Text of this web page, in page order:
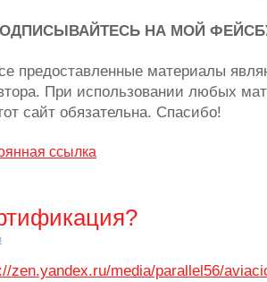
НА МОЙ
предоставленные материалы
При использовании любых
сайт обязательна. Спасибо!
ссылка
zen.yandex.ru/media/parallel56/